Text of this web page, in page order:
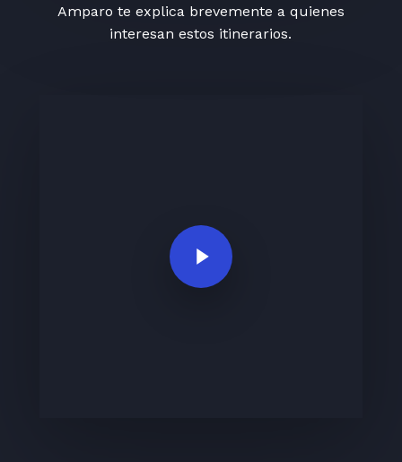
Amparo te explica brevemente a quienes
interesan estos itinerarios.
Play Video